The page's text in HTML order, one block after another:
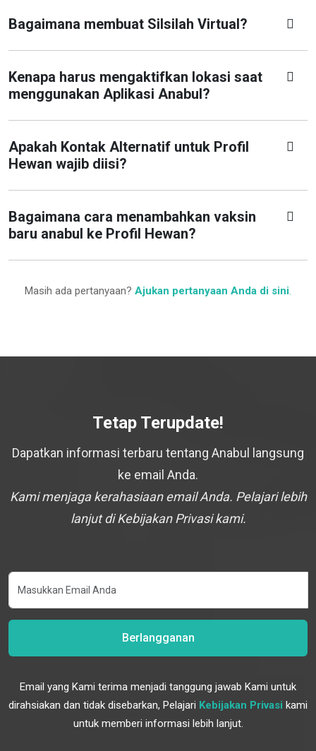
Bagaimana membuat Silsilah Virtual?
Kenapa harus mengaktifkan lokasi saat
menggunakan Aplikasi Anabul?
Apakah Kontak Alternatif untuk Profil
Hewan wajib diisi?
Bagaimana cara menambahkan vaksin
baru anabul ke Profil Hewan?
Masih ada pertanyaan? Ajukan pertanyaan Anda di sini.
Tetap Terupdate!
Dapatkan informasi terbaru tentang Anabul langsung
ke email Anda.
Kami menjaga kerahasiaan email Anda. Pelajari lebih
lanjut di Kebijakan Privasi kami.
Berlangganan
Email yang Kami terima menjadi tanggung jawab Kami untuk
dirahsiakan dan tidak disebarkan, Pelajari Kebijakan Privasi kami
untuk memberi informasi lebih lanjut.